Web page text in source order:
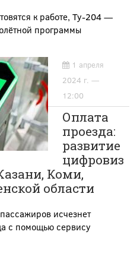
к работе, Ту-204 —
программы
1 апреля
2024 г. —
12:00
Оплата
проезда:
развитие
цифровиз
Коми,
области
исчезнет
с помощью сервису